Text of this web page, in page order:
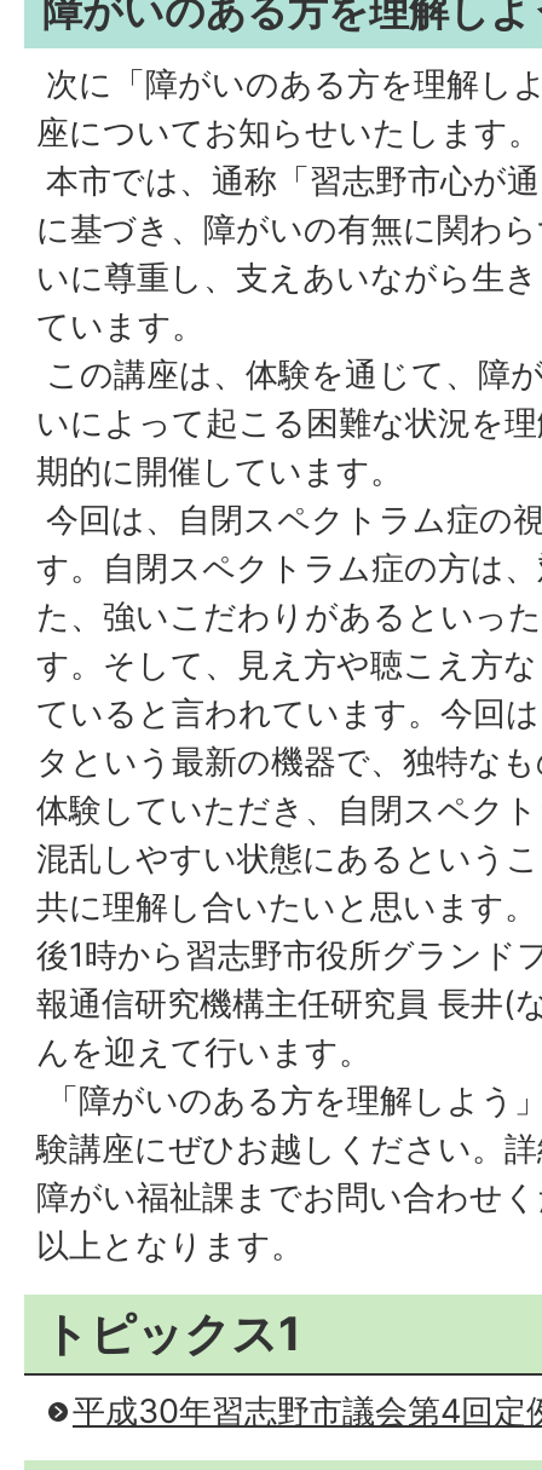
障がいのある方を理解しよ
次に「障がいのある方を理解し
座についてお知らせいたします。
本市では、通称「習志野市心が
に基づき、障がいの有無に関わ
いに尊重し、支えあいながら生
ています。
この講座は、体験を通じて、障
いによって起こる困難な状況を
期的に開催しています。
今回は、自閉スペクトラム症の
す。自閉スペクトラム症の方は
た、強いこだわりがあるといっ
す。そして、見え方や聴こえ方
ていると言われています。今回
タという最新の機器で、独特な
体験していただき、自閉スペク
混乱しやすい状態にあるという
共に理解し合いたいと思います
後1時から習志野市役所グランド
報通信研究機構主任研究員 長井(
んを迎えて行います。
「障がいのある方を理解しよう
験講座にぜひお越しください。
障がい福祉課までお問い合わせ
以上となります。
トピックス1
平成30年習志野市議会第4回定